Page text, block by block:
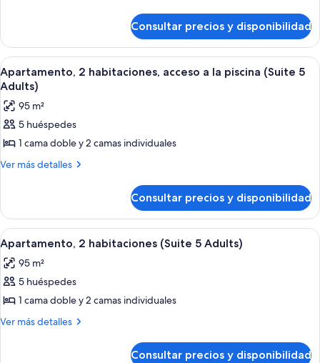
(Suite
6
Adults)
3
habitaciones
(Suite
6
Consultar precios y disponibilidad
Abrir
todas
las
fotos
de
Apartamento,
2
a
la
piscina
(Suite
5
Adults)
Un dormitorio con una cama
6
Apartamento, 2 habitaciones, acceso a la piscina (Suite 5
Adults)
95 m²
5 huéspedes
1 cama doble y 2 camas individuales
Ver más detalles
Más
2
habitaciones,
acceso
la
piscina
5
Adults)
Consultar precios y disponibilidad
Abrir
todas
las
fotos
de
Apartamento,
Habitación de hotel con cama,
7
Apartamento, 2 habitaciones (Suite 5 Adults)
95 m²
5 huéspedes
1 cama doble y 2 camas individuales
Ver más detalles
Más
Consultar precios y disponibilidad